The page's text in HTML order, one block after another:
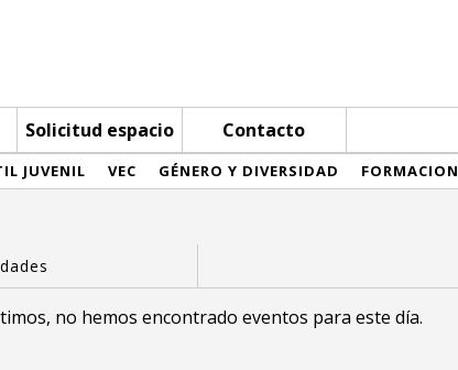
Solicitud espacio Contacto
JUVENIL VEC GÉNERO Y DIVERSIDAD FORMACION
no hemos encontrado eventos para este día.